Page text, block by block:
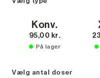
Konv.
95,00 kr.
På lager
Vælg antal doser